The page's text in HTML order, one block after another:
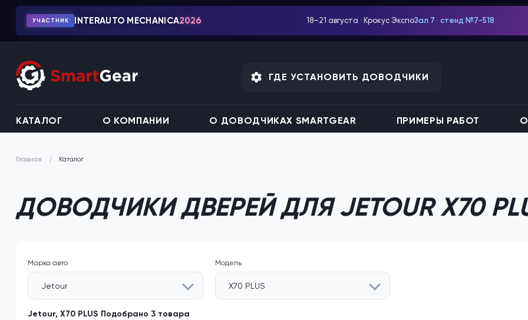
УЧАСТНИК INTERAUTO MECHANICA2026 18–21 августа · Крокус ЭкспоЗал 7 · стенд №7-518
КАТАЛОГ О КОМПАНИИ О ДОВОДЧИКАХ SMARTGEAR ПРИМЕРЫ РАБОТ
ГДЕ УСТАНОВИТЬ ДОВОДЧИКИ
Главная Каталог
ДОВОДЧИКИ ДВЕРЕЙ ДЛЯ JETOUR X70
Марка авто
Jetour
Модель
X70 PLUS
Jetour, X70 PLUS Подобрано 3 товара